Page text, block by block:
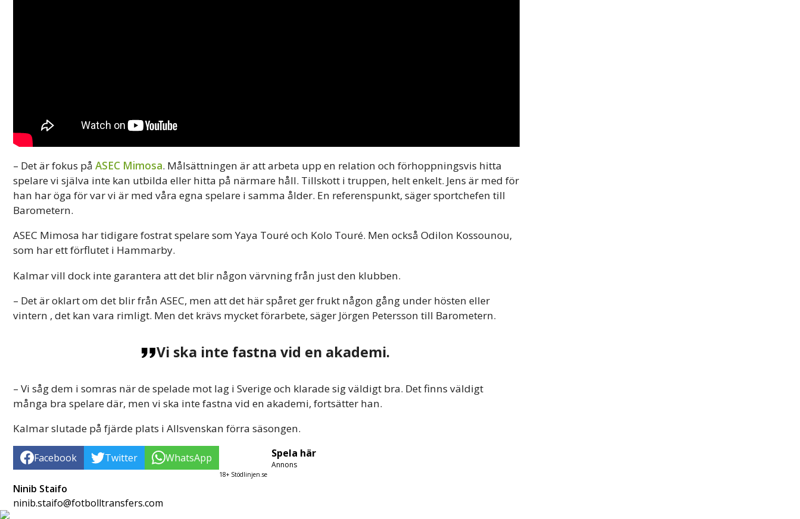
– Det är fokus på ASEC Mimosa. Målsättningen är att arbeta upp en relation och förhoppningsvis hitta
spelare vi själva inte kan utbilda eller hitta på närmare håll. Tillskott i truppen, helt enkelt. Jens är med för
han har öga för var vi är med våra egna spelare i samma ålder. En referenspunkt, säger sportchefen till
Barometern.
ASEC Mimosa har tidigare fostrat spelare som Yaya Touré och Kolo Touré. Men också Odilon Kossounou,
som har ett förflutet i Hammarby.
Kalmar vill dock inte garantera att det blir någon värvning från just den klubben.
– Det är oklart om det blir från ASEC, men att det här spåret ger frukt någon gång under hösten eller
vintern , det kan vara rimligt. Men det krävs mycket förarbete, säger Jörgen Petersson till Barometern.
Vi ska inte fastna vid en akademi.
– Vi såg dem i somras när de spelade mot lag i Sverige och klarade sig väldigt bra. Det finns väldigt
många bra spelare där, men vi ska inte fastna vid en akademi, fortsätter han.
Kalmar slutade på fjärde plats i Allsvenskan förra säsongen.
Facebook Twitter WhatsApp
18+ Stödlinjen.se
Spela här
Annons
Ninib Staifo
ninib.staifo@fotbolltransfers.com